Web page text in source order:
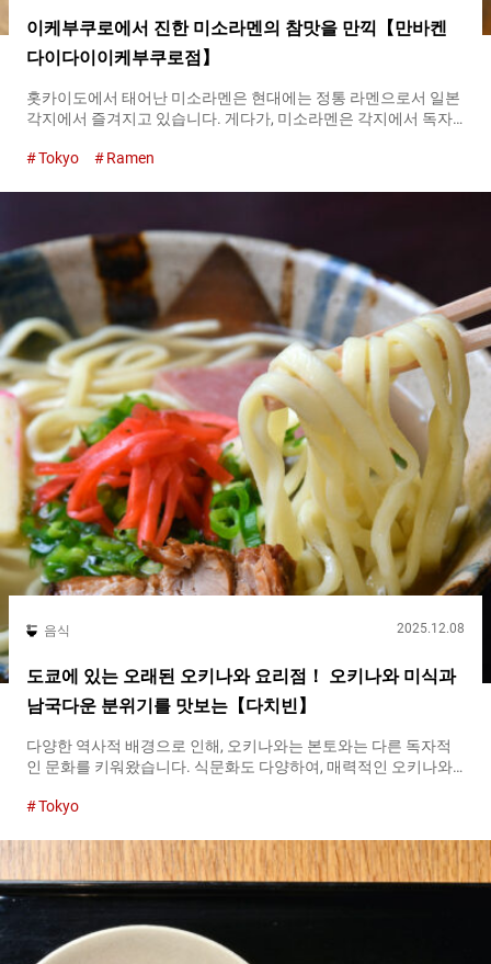
이케부쿠로에서 진한 미소라멘의 참맛을 만끽【만바켄
다이다이이케부쿠로점】
홋카이도에서 태어난 미소라멘은 현대에는 정통 라멘으로서 일본
각지에서 즐겨지고 있습니다. 게다가, 미소라멘은 각지에서 독자
어레인지를 즐길 수 있는 전문점도 드물지 않습니다. 『미소라멘
Ikebukuroten）』입니다. 여기에서는 미소라멘의 참맛을 다양한
스타일로 즐길 수 있습니다. 신주쿠나 세타가야에 전개하는 인기
라멘 브랜드 『만바켄 （Manbaken）』. 그 계열인 『만바켄 다이
다이 이케부쿠로점（Manbaken Daidai Ikebukuroten）』은 왕도
의 방법으로 만드는 미소라멘의 전문점입니다. 풍부한 맛의 된장
수프에 감칠맛이 응축！ 『미소라멘（Miso ramen）』의 매력 일
식을 상징하는 발효 조미료 중 하나인 된장에는 다양한 종류가 있
습니다. 예를 들어, 흰 된장은 달콤하고, 붉은 된장은 진하고 짠맛
이 강한 등 색에 따라 맛이 다른 것이 된장의 특징입니다. 또한, 지
역성이 있기 때문에 일본 각지의 된장을 비교해보는...
Tokyo Ramen
음식 2025.12.08
도쿄에 있는 오래된 오키나와 요리점！ 오키나와 미식과
남국다운 분위기를 맛보는【다치빈】
다양한 역사적 배경으로 인해, 오키나와는 본토와는 다른 독자적
인 문화를 키워왔습니다. 식문화도 다양하여, 매력적인 오키나와
랜 역사를 자랑하는 곳이 고엔지의 『다치빈(抱瓶)
나와 요리의 선구자적인 존재로, 많은 사람들에게 사랑받아 왔습
니다. 고엔지 역 북쪽 출구에는 북서쪽으로 뻗은 번화한 음식점 거
리가 있습니다. 센트럴 로드를 ３분 정도 걸으면, 오키나와 전통 가
착합니다. １층은 주방을 볼 수 있는 카운터석, 안쪽에는 다다미방
좌석이 펼쳐져 있습니다. 『다치빈（Dachibin）』２층 ２층에는
Tokyo